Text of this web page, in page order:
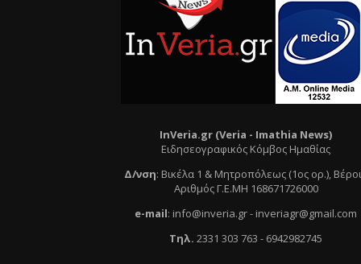
InVeria.gr (Veria - Ιmathia News)
Ειδησεογραφικός Κόμβος Ημαθίας
Δ/νση: Βικέλα 1 & Μητροπόλεως (1ος ορ.),
Αριθμός Γ.Ε.ΜΗ 168671726000
e-mail: info@inveria.gr- inveriagr@gmail.com
Τηλ. 2331 303 763 - 6942982745